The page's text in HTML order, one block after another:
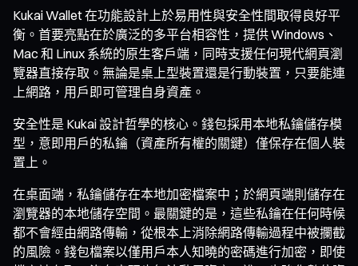
Kukai Wallet 在功能設計上於易用性與安全性間取得良好平
衡。首要亮點在於廣泛的多平台相容性，提供 Windows、
Mac 和 Linux 系統的原生客戶端，同時支援任何現代網頁瀏
覽器直接存取。無論是桌上型裝置還是行動裝置，只要能連
上網路，用戶即可管理自身資產。
安全性是 Kukai 設計哲學的核心。錢包採用本地私鑰儲存模
型，意即用戶的私鑰（資產所有權的關鍵）僅保存在個人裝
置上。
在桌面端，私鑰儲存在本地加密檔案中；於網頁端則儲存在
瀏覽器的本地儲存空間。最關鍵的是，這些私鑰在任何時候
都不會經由網路傳輸，從根本上消除網路傳輸過程中被攔截
的風險。錢包檔案以僅用戶本人知曉的密碼進行加密，即使